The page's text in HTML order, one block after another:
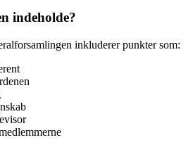
indeholde?
inkluderer punkter som: